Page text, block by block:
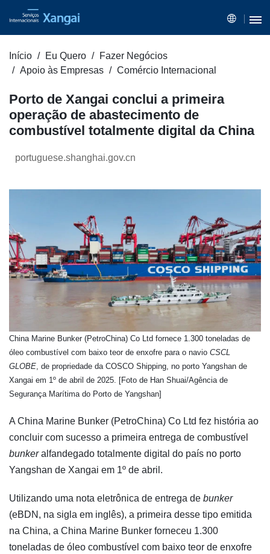
Início Eu Quero
Fazer Negócios
Apoio às Empresas
Comércio Internacional
Porto de Xangai conclui a primeira
operação de abastecimento de
combustível totalmente digital da China
portuguese.shanghai.gov.cn
China Marine Bunker (PetroChina) Co Ltd fornece 1.300 toneladas de
óleo combustível com baixo teor de enxofre para o navio CSCL
GLOBE , de propriedade da COSCO Shipping, no porto Yangshan de
Xangai em 1º de abril de 2025. [Foto de Han Shuai/Agência de
Segurança Marítima do Porto de Yangshan]
A China Marine Bunker (PetroChina) Co Ltd fez história ao
concluir com sucesso a primeira entrega de combustível
bunkeralfandegado totalmente digital do país no porto
Yangshan de Xangai em 1º de abril.
Utilizando uma nota eletrônica de entrega de bunker
(eBDN, na sigla em inglês), a primeira desse tipo emitida
na China, a China Marine Bunker forneceu 1.300
toneladas de óleo combustível com baixo teor de enxofre